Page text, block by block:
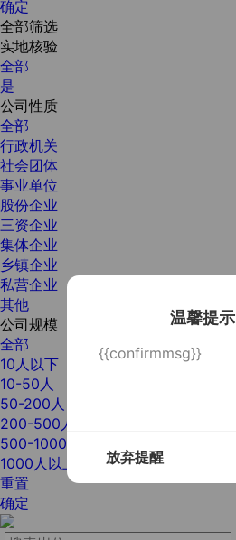
温馨提示
{{confirmmsg}}
放弃提醒
确定
全部筛选
实地核验
全部
是
公司性质
全部
行政机关
社会团体
事业单位
股份企业
三资企业
集体企业
乡镇企业
私营企业
其他
公司规模
全部
10人以下
10-50人
50-200人
200-500人
500-1000人
1000人以上
重置
确定